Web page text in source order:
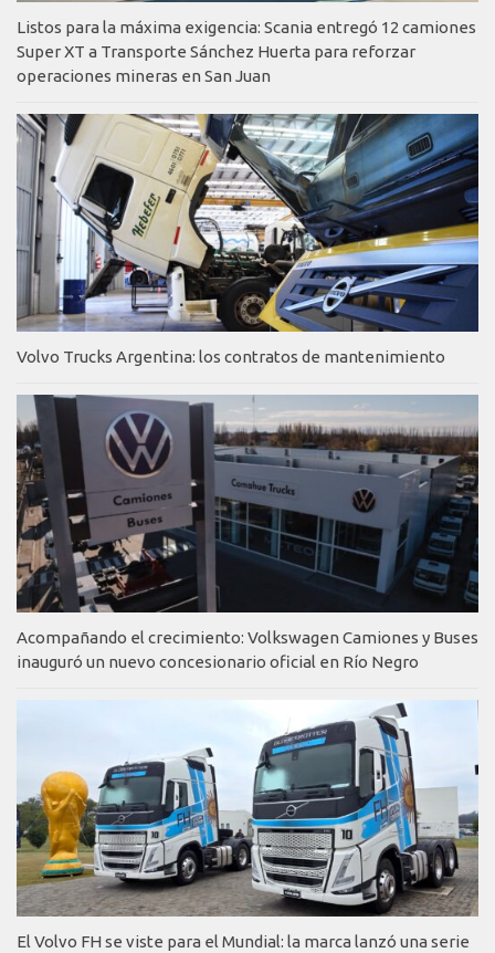
Listos para la máxima exigencia: Scania entregó 12 camiones
Super XT a Transporte Sánchez Huerta para reforzar
operaciones mineras en San Juan
Volvo Trucks Argentina: los contratos de mantenimiento
Acompañando el crecimiento: Volkswagen Camiones y Buses
inauguró un nuevo concesionario oficial en Río Negro
El Volvo FH se viste para el Mundial: la marca lanzó una serie